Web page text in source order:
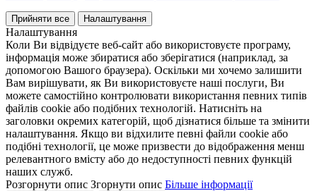
Прийняти все Налаштування
Налаштування
Коли Ви відвідуєте веб-сайт або використовуєте програму,
інформація може збиратися або зберігатися (наприклад, за
допомогою Вашого браузера). Оскільки ми хочемо залишити
Вам вирішувати, як Ви використовуєте наші послуги, Ви
можете самостійно контролювати використання певних типів
файлів cookie або подібних технологій. Натисніть на
заголовки окремих категорій, щоб дізнатися більше та змінити
налаштування. Якщо ви відхилите певні файли cookie або
подібні технології, це може призвести до відображення менш
релевантного вмісту або до недоступності певних функцій
наших служб.
Розгорнути опис Згорнути опис Більше інформації